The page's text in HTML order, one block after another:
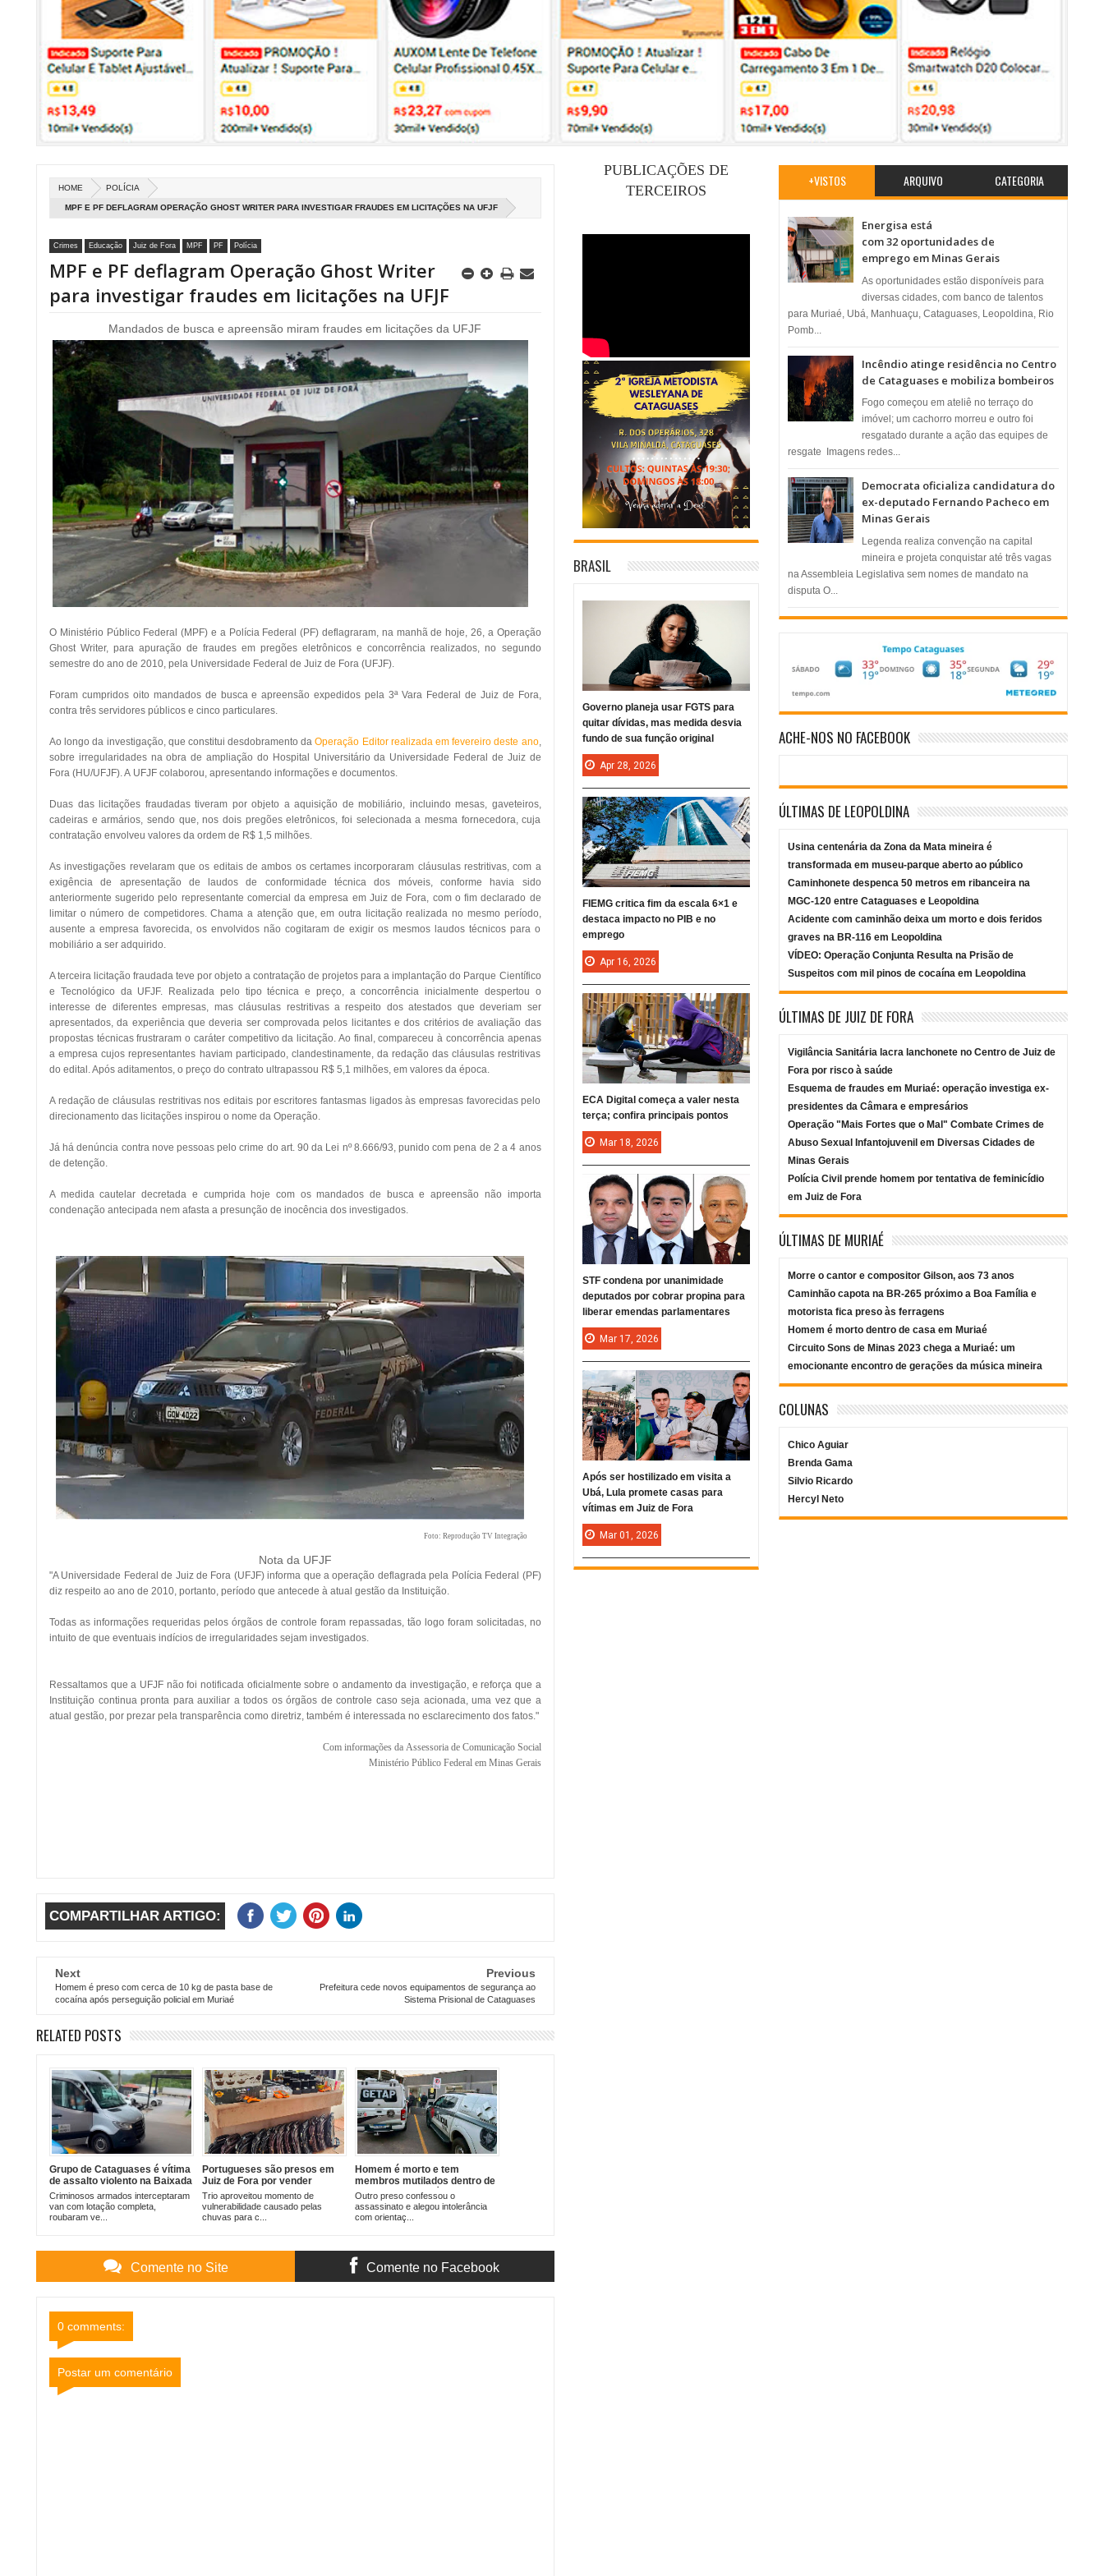
HOME POLÍCIA
MPF E PF DEFLAGRAM OPERAÇÃO GHOST WRITER PARA INVESTIGAR FRAUDES EM LICITAÇÕES NA UFJF
Crimes Educação Juiz de Fora MPF PF Polícia
MPF e PF deflagram Operação Ghost Writer
para investigar fraudes em licitações na UFJF
Mandados de busca e apreensão miram fraudes em licitações da UFJF
O Ministério Público Federal (MPF) e a Polícia Federal (PF) deflagraram, na manhã de hoje, 26, a Operação
Ghost Writer, para apuração de fraudes em pregões eletrônicos e concorrência realizados, no segundo
semestre do ano de 2010, pela Universidade Federal de Juiz de Fora (UFJF).
Foram cumpridos oito mandados de busca e apreensão expedidos pela 3ª Vara Federal de Juiz de Fora,
contra três servidores públicos e cinco particulares.
Ao longo da investigação, que constitui desdobramento daOperação Editor realizada em fevereiro deste ano,
sobre irregularidades na obra de ampliação do Hospital Universitário da Universidade Federal de Juiz de
Fora (HU/UFJF). A UFJF colaborou, apresentando informações e documentos.
Duas das licitações fraudadas tiveram por objeto a aquisição de mobiliário, incluindo mesas, gaveteiros,
cadeiras e armários, sendo que, nos dois pregões eletrônicos, foi selecionada a mesma fornecedora, cuja
contratação envolveu valores da ordem de R$ 1,5 milhões.
As investigações revelaram que os editais de ambos os certames incorporaram cláusulas restritivas, com a
exigência de apresentação de laudos de conformidade técnica dos móveis, conforme havia sido
anteriormente sugerido pelo representante comercial da empresa em Juiz de Fora, com o fim declarado de
limitar o número de competidores. Chama a atenção que, em outra licitação realizada no mesmo período,
ausente a empresa favorecida, os envolvidos não cogitaram de exigir os mesmos laudos técnicos para o
mobiliário a ser adquirido.
A terceira licitação fraudada teve por objeto a contratação de projetos para a implantação do Parque Científico
e Tecnológico da UFJF. Realizada pelo tipo técnica e preço, a concorrência inicialmente despertou o
interesse de diferentes empresas, mas cláusulas restritivas a respeito dos atestados que deveriam ser
apresentados, da experiência que deveria ser comprovada pelos licitantes e dos critérios de avaliação das
propostas técnicas frustraram o caráter competitivo da licitação. Ao final, compareceu à concorrência apenas
a empresa cujos representantes haviam participado, clandestinamente, da redação das cláusulas restritivas
do edital. Após aditamentos, o preço do contrato ultrapassou R$ 5,1 milhões, em valores da época.
A redação de cláusulas restritivas nos editais por escritores fantasmas ligados às empresas favorecidas pelo
direcionamento das licitações inspirou o nome da Operação.
Já há denúncia contra nove pessoas pelo crime do art. 90 da Lei nº 8.666/93, punido com pena de 2 a 4 anos
de detenção.
A medida cautelar decretada e cumprida hoje com os mandados de busca e apreensão não importa
condenação antecipada nem afasta a presunção de inocência dos investigados.
Foto: Reprodução TV Integração
Nota da UFJF
"A Universidade Federal de Juiz de Fora (UFJF) informa que a operação deflagrada pela Polícia Federal (PF)
diz respeito ao ano de 2010, portanto, período que antecede à atual gestão da Instituição.
Todas as informações requeridas pelos órgãos de controle foram repassadas, tão logo foram solicitadas, no
intuito de que eventuais indícios de irregularidades sejam investigados.
Ressaltamos que a UFJF não foi notificada oficialmente sobre o andamento da investigação, e reforça que a
Instituição continua pronta para auxiliar a todos os órgãos de controle caso seja acionada, uma vez que a
atual gestão, por prezar pela transparência como diretriz, também é interessada no esclarecimento dos fatos."
Com informações da Assessoria de Comunicação Social
Ministério Público Federal em Minas Gerais
COMPARTILHAR ARTIGO:
Next
Homem é preso com cerca de 10 kg de pasta base de
cocaína após perseguição policial em Muriaé
Previous
Prefeitura cede novos equipamentos de segurança ao
Sistema Prisional de Cataguases
RELATED POSTS
Grupo de Cataguases é vítima
de assalto violento na Baixada
Fluminense a caminho de
ensaio de escola de samba
Criminosos armados interceptaram
van com lotação completa,
roubaram ve...
Portugueses são presos em
Juiz de Fora por vender
produtos falsificados durante
calamidade pública
Trio aproveitou momento de
vulnerabilidade causado pelas
chuvas para c...
Homem é morto e tem
membros mutilados dentro de
cela na Penitenciária de
Muriaé
Outro preso confessou o
assassinato e alegou intolerância
com orientaç...
Comente no Site Comente no Facebook
0 comments:
Postar um comentário
+VISTOS ARQUIVO CATEGORIA
Energisa está
com 32 oportunidades de
emprego em Minas Gerais
As oportunidades estão disponíveis para
diversas cidades, com banco de talentos
para Muriaé, Ubá, Manhuaçu, Cataguases, Leopoldina, Rio
Pomb...
Incêndio atinge residência no Centro
de Cataguases e mobiliza bombeiros
​Fogo começou em ateliê no terraço do
imóvel; um cachorro morreu e outro foi
resgatado durante a ação das equipes de
resgate ​ Imagens redes...
Democrata oficializa candidatura do
ex-deputado Fernando Pacheco em
Minas Gerais
Legenda realiza convenção na capital
mineira e projeta conquistar até três vagas
na Assembleia Legislativa sem nomes de mandato na
disputa O...
ACHE-NOS NO FACEBOOK
ÚLTIMAS DE LEOPOLDINA
Usina centenária da Zona da Mata mineira é
transformada em museu-parque aberto ao público
Caminhonete despenca 50 metros em ribanceira na
MGC-120 entre Cataguases e Leopoldina
Acidente com caminhão deixa um morto e dois feridos
graves na BR-116 em Leopoldina
VÍDEO: Operação Conjunta Resulta na Prisão de
Suspeitos com mil pinos de cocaína em Leopoldina
ÚLTIMAS DE JUIZ DE FORA
Vigilância Sanitária lacra lanchonete no Centro de Juiz de
Fora por risco à saúde
Esquema de fraudes em Muriaé: operação investiga ex-
presidentes da Câmara e empresários
Operação "Mais Fortes que o Mal" Combate Crimes de
Abuso Sexual Infantojuvenil em Diversas Cidades de
Minas Gerais
Polícia Civil prende homem por tentativa de feminicídio
em Juiz de Fora
ÚLTIMAS DE MURIAÉ
Morre o cantor e compositor Gilson, aos 73 anos
Caminhão capota na BR-265 próximo a Boa Família e
motorista fica preso às ferragens
Homem é morto dentro de casa em Muriaé
Circuito Sons de Minas 2023 chega a Muriaé: um
emocionante encontro de gerações da música mineira
COLUNAS
Chico Aguiar
Brenda Gama
Silvio Ricardo
Hercyl Neto
PUBLICAÇÕES DE
TERCEIROS
BRASIL
Governo planeja usar FGTS para
quitar dívidas, mas medida desvia
fundo de sua função original
Apr 28, 2026
FIEMG critica fim da escala 6×1 e
destaca impacto no PIB e no
emprego
Apr 16, 2026
ECA Digital começa a valer nesta
terça; confira principais pontos
Mar 18, 2026
STF condena por unanimidade
deputados por cobrar propina para
liberar emendas parlamentares
Mar 17, 2026
Após ser hostilizado em visita a
Ubá, Lula promete casas para
vítimas em Juiz de Fora
Mar 01, 2026